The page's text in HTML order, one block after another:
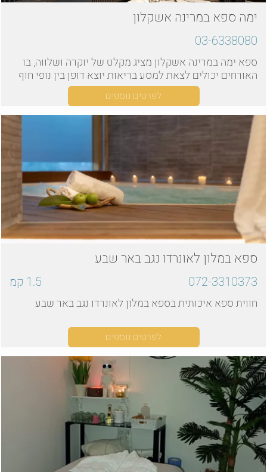
ימה ספא במרינה אשקלון
03-6338080
ספא ימה במרינה אשקלון מציג מקלט של יוקרה ושלווה, בו
האורחים יכולים לצאת למסע בריאות יוצא דופן בין נופי חוף
לפרטים נוספים
ספא במלון לאונרדו נגב באר שבע
072-3310373
1.5 קמ
חווית ספא איכותית בספא במלון לאונרדו נגב באר שבע
לפרטים נוספים